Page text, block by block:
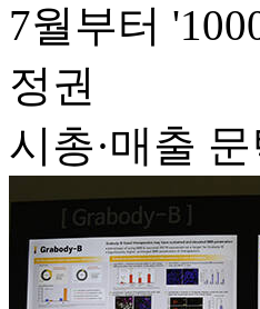
7월부터
정권
시총·매출